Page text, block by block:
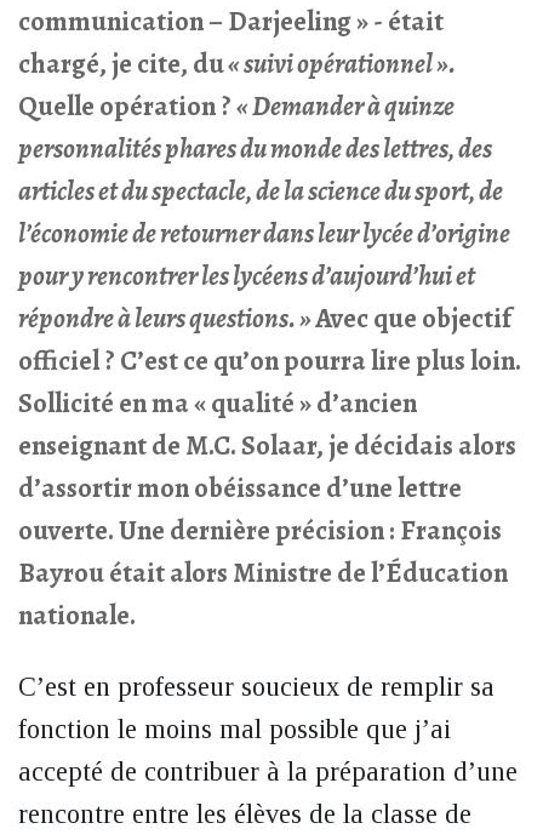
communication – Darjeeling » - était
chargé, je cite, du« suivi opérationnel ».
Quelle opération ?« Demander à quinze
personnalités phares du monde des lettres, des
articles et du spectacle, de la science du sport, de
l’économie de retourner dans leur lycée d’origine
pour y rencontrer les lycéens d’aujourd’hui et
répondre à leurs questions. »Avec que objectif
officiel ? C’est ce qu’on pourra lire plus loin.
Sollicité en ma « qualité » d’ancien
enseignant de M.C. Solaar, je décidais alors
d’assortir mon obéissance d’une lettre
ouverte. Une dernière précision : François
Bayrou était alors Ministre de l’Éducation
nationale.
C’est en professeur soucieux de remplir sa
fonction le moins mal possible que j’ai
accepté de contribuer à la préparation d’une
rencontre entre les élèves de la classe de